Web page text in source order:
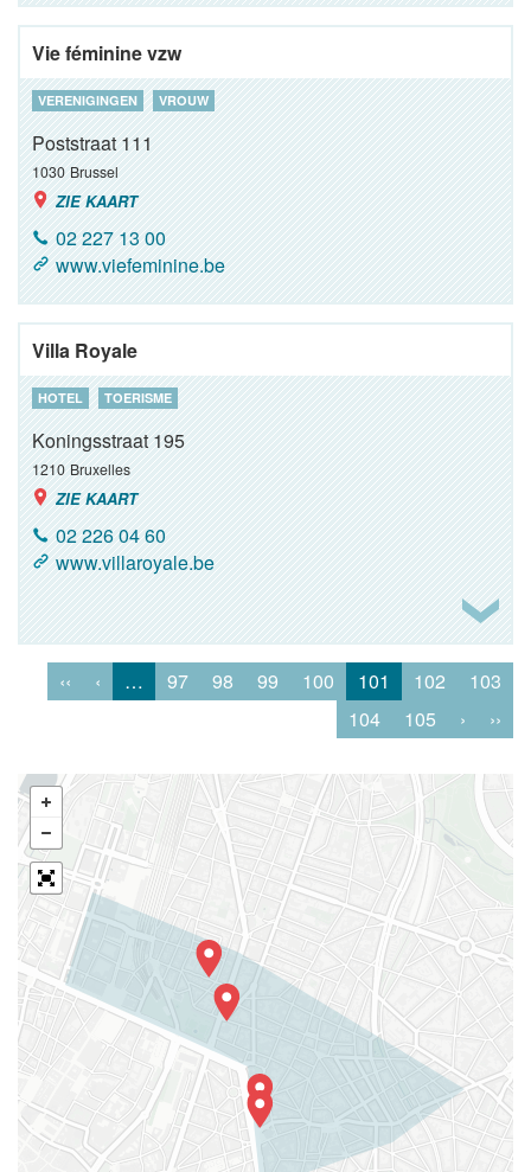
Vie féminine vzw
VERENIGINGEN VROUW
Poststraat 111
1030 Brussel
ZIE KAART
02 227 13 00
www.viefeminine.be
Villa Royale
HOTEL TOERISME
Koningsstraat 195
1210 Bruxelles
ZIE KAART
02 226 04 60
www.villaroyale.be
‹‹ ‹ … 97 98 99 100 101 102
103
104
105 › ››